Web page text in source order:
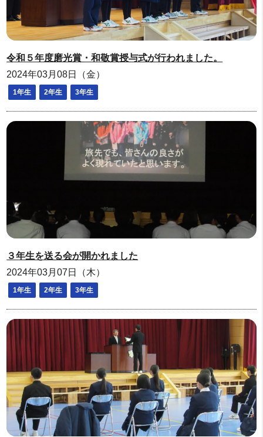
令和５年度磨光賞・和敬賞授与式が行われました。
2024年03月08日（金）
1年生 2年生 3年生
３年生を送る会が開かれました
2024年03月07日（木）
1年生 2年生 3年生